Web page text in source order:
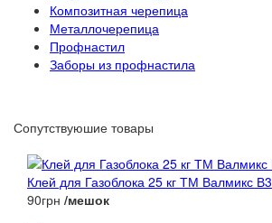
Композитная черепица
Металлочерепица
Профнастил
Заборы из профнастила
Сопутствуюшие товары
Клей для Газоблока 25 кг ТМ Валмикс В3
90грн /мешок